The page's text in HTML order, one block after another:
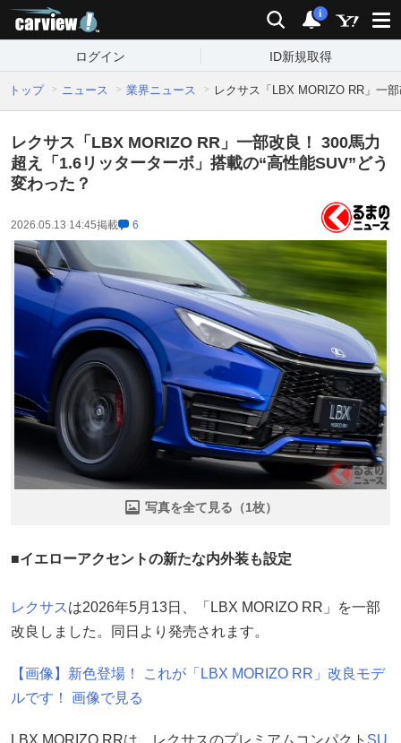
検索 通知
i
ログイン ID新規取得
トップ ニュース 業界ニュース レクサス「LBX MORIZO RR」一
レクサス「LBX MORIZO RR」一部改良！ 300馬力
超え「1.6リッターターボ」搭載の“高性能SUV”どう
変わった？
2026.05.13 14:45掲載 6
写真を全て見る（1枚）
■イエローアクセントの新たな内外装も設定
レクサス は2026年5月13日、「LBX MORIZO RR」を一部
改良しました。同日より発売されます。
【画像】新色登場！ これが「LBX MORIZO RR」改良モデ
ルです！ 画像で見る
LBX MORIZO RRは、レクサスのプレミアムコンパクト SU